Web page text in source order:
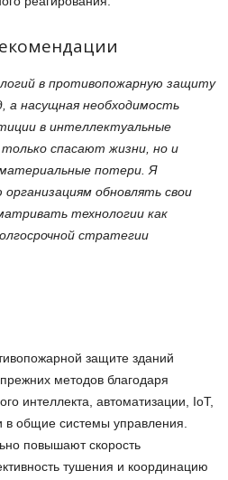
в противопожарную защиту
а насущная необходимость
в интеллектуальные
спасают жизни, но и
потери. Я
обновлять свои
технологии как
стратегии
защите зданий
методов благодаря
интеллекта, автоматизации, IoT,
в общие системы управления.
повышают скорость
тушения и координацию